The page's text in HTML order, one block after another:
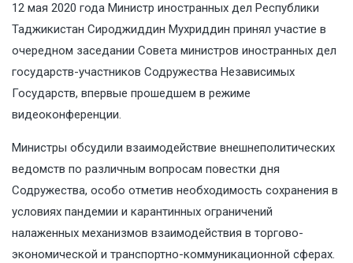
12 мая 2020 года Министр иностранных дел Республики
Таджикистан Сироджиддин Мухриддин принял участие в
очередном заседании Совета министров иностранных дел
государств-участников Содружества Независимых
Государств, впервые прошедшем в режиме
видеоконференции.
Министры обсудили взаимодействие внешнеполитических
ведомств по различным вопросам повестки дня
Содружества, особо отметив необходимость сохранения в
условиях пандемии и карантинных ограничений
налаженных механизмов взаимодействия в торгово-
экономической и транспортно-коммуникационной сферах.